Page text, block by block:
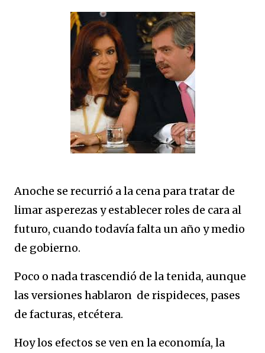
Anoche se recurrió a la cena para tratar de
limar asperezas y establecer roles de cara al
futuro, cuando todavía falta un año y medio
de gobierno.
Poco o nada trascendió de la tenida, aunque
las versiones hablaron de rispideces, pases
de facturas, etcétera.
Hoy los efectos se ven en la economía, la